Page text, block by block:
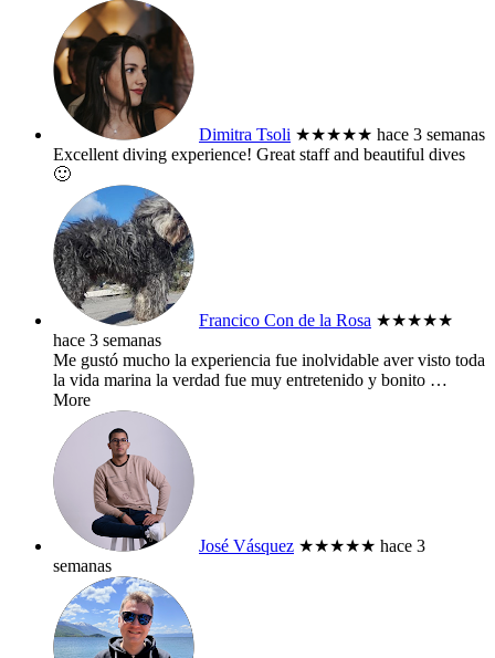
Dimitra Tsoli ★★★★★ hace 3 semanas
Excellent diving experience! Great staff and beautiful dives
🙂
Francico Con de la Rosa ★★★★★
hace 3 semanas
Me gustó mucho la experiencia fue inolvidable aver visto toda
la vida marina la verdad fue muy entretenido y bonito …
More
José Vásquez ★★★★★ hace 3
semanas